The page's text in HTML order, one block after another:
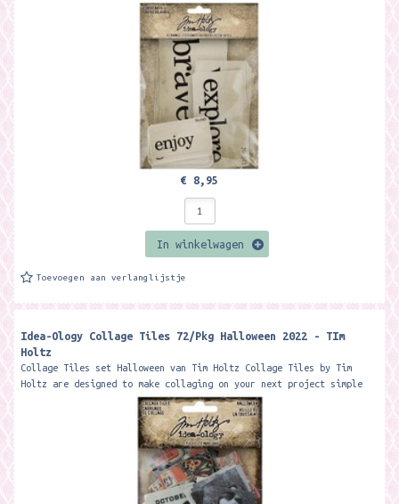
€ 8,95
In winkelwagen
Toevoegen aan verlanglijstje
Idea-Ology Collage Tiles 72/Pkg Halloween 2022 - TIm
Holtz
Collage Tiles set Halloween van Tim Holtz Collage Tiles by Tim
Holtz are designed to make collaging on your next project simple